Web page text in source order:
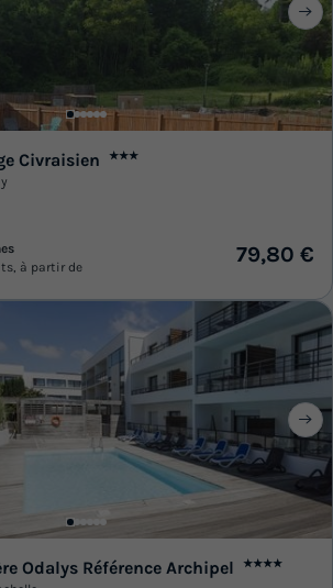
Civraisien ★★★
à partir de
79,80 €
Odalys Référence Archipel ★★★★